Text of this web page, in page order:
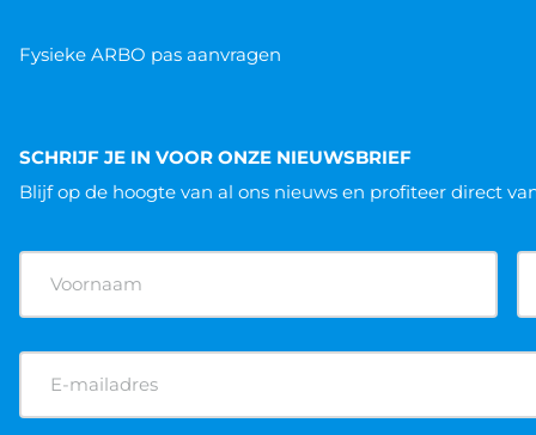
Fysieke ARBO pas aanvragen
SCHRIJF JE IN VOOR ONZE NIEUWSBRIEF
Blijf op de hoogte van al ons nieuws en profiteer direct
E-
mailadres
(Vereist)